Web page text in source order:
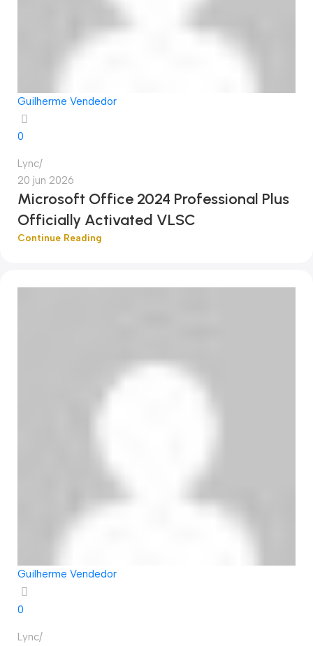
Guilherme Vendedor
0
Lync
20 jun 2026
Microsoft Office 2024 Professional Plus
Officially Activated VLSC
Continue Reading
Guilherme Vendedor
0
Lync